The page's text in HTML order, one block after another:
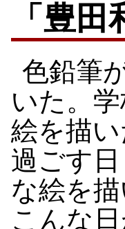
「豊
色鉛筆
いた。
絵を描
過ごす
な絵を
こんな